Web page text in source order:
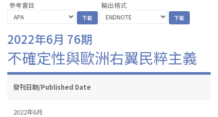
參考書目 輸出格式
2022年6月 76期
不確定性與歐洲右翼民粹主義
發刊日期/Published Date
2022年6月